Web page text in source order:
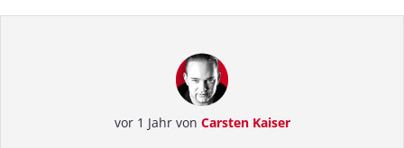
vor 1 Jahr von Carsten Kaiser